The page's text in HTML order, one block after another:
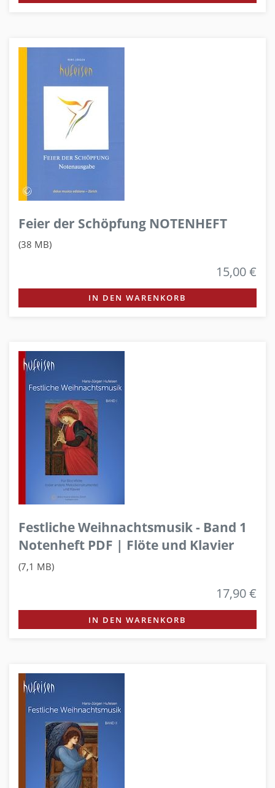
Feier der Schöpfung NOTENHEFT
(38 MB)
15,00 €
IN DEN WARENKORB
Festliche Weihnachtsmusik - Band 1
Notenheft PDF | Flöte und Klavier
(7,1 MB)
17,90 €
IN DEN WARENKORB